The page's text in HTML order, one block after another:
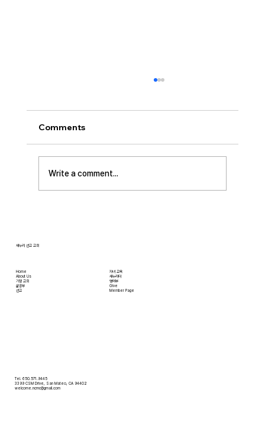
• 성만찬 오늘 예배중에 있습니다. 준비해 주신
부장님께 감사드립니다. • 북가주 남침례교 한인
교회 협의회 모임 8월 11일 화요일 오전 11시에
저희 교회에서 호스트 합니다. 목회자 40여명 식
사 준비를 돕고자 하시는 분들은 정경애 권사님
Comments
Write a comment...
Home
About Us
​가정 교회
​삶공부
​선교
자녀 교육
새누리터
영어부
Give
Member Page
Tel. 650.571.9445
3399 CSM Drive, San Mateo, CA 94402
welcome.ncmc@gmail.com
새누리 선교 교회